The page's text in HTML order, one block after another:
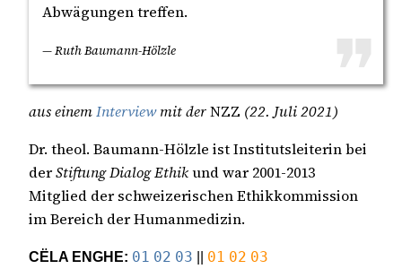
Abwägungen treffen.
— Ruth Baumann-Hölzle
aus einemInterviewmit derNZZ (22. Juli 2021)
Dr. theol. Baumann-Hölzle ist Institutsleiterin bei
derStiftung Dialog Ethikund war 2001-2013
Mitglied der schweizerischen Ethikkommission
im Bereich der Humanmedizin.
CËLA ENGHE: 01 02 03 || 01 02 03